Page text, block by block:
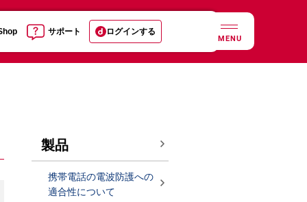
サポート ログインする
MENU
製品
携帯電話の電波防護への
適合性について